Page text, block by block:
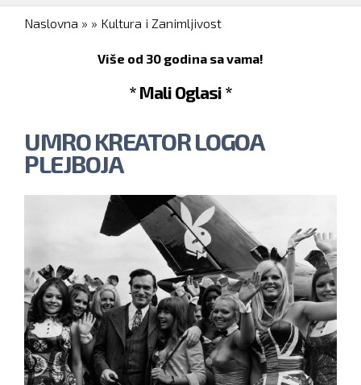
You are here
Naslovna » » Kultura i Zanimljivost
Više od 30 godina sa vama!
* Mali Oglasi *
UMRO KREATOR LOGOA
PLEJBOJA